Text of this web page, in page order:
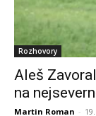
Rozhovory
Aleš
na
Martin Roman -